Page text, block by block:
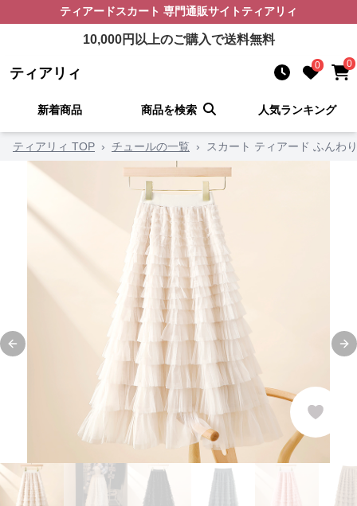
ティアードスカート 専門通販サイト ティアリィ
10,000円以上のご購入で送料無料
ティアリィ 0 0
新着商品 商品を検索 人気ランキング
ティアリィ TOP › チュールの一覧 › スカート ティアード ふんわ
Previous slide